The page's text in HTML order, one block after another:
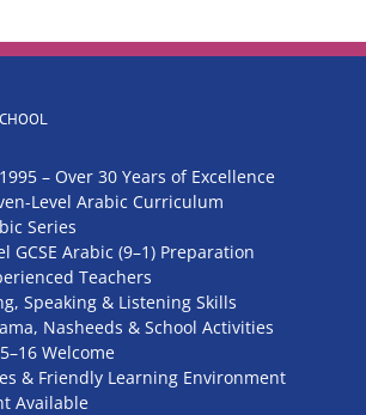
– Over 30 Years of Excellence
Level Arabic Curriculum
Series
GCSE Arabic (9–1) Preparation
Teachers
Speaking & Listening Skills
Nasheeds & School Activities
Welcome
& Friendly Learning Environment
Available